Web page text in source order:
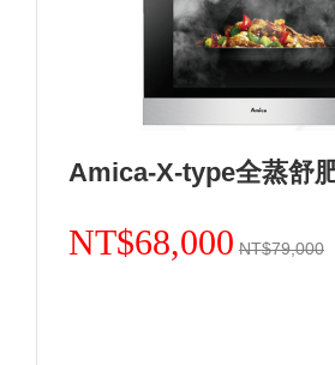
NT$68,000 NT$79,000